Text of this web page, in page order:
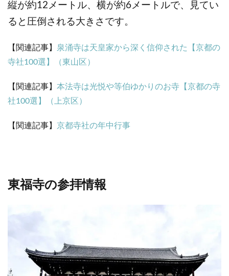
縦が約12メートル、横が約6メートルで、見てい
ると圧倒される大きさです。
【関連記事】 泉涌寺は天皇家から深く信仰された【京都の
寺社100選】（東山区）
【関連記事】 本法寺は光悦や等伯ゆかりのお寺【京都の寺
社100選】（上京区）
【関連記事】 京都寺社の年中行事
東福寺の参拝情報